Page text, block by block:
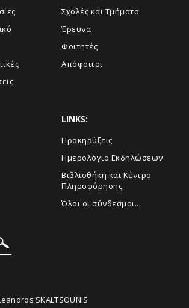
Σχολές και Τμήματα
Έρευνα
Φοιτητές
Απόφοιτοι
LINKS:
Προκηρύξεις
Ημερολόγιο Εκδηλώσεων
Βιβλιοθήκη και Κέντρο
Πληροφόρησης
Όλοι οι σύνδεσμοι...
SKALTSOUNIS